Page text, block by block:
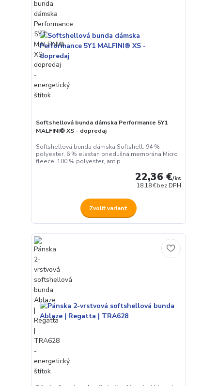
Softshellová bunda dámska Performance 5Y1
MALFINI® XS - dopredaj
Softshellová bunda dámska Softshell: 94 %
polyester, 6 % elastan priedušná membrána Micro
fleece, 100 % polyester, antip...
22,36 €/ks
18,18 €bez DPH
Zvoliť variant